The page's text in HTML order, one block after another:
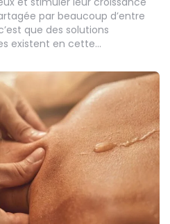
par beaucoup d’entre
que des solutions
existent en cette…